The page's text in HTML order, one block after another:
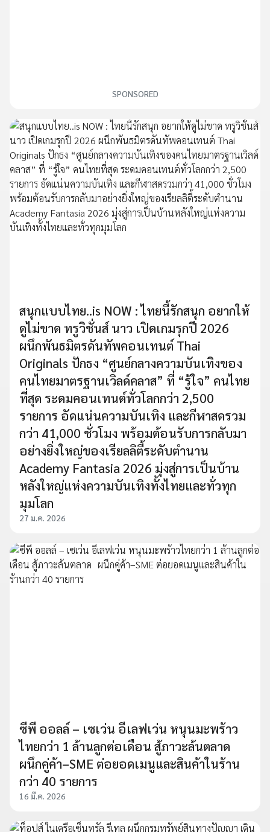
SPONSORED
สนุกแบบไทย..is NOW : ไทยนี้รักสนุก อยากให้
ดูไม่ขาด ทรูวิชั่นส์ นาว เปิดเกมรุกปี 2026
ผนึกพันธมิตรดันทัพคอนเทนต์ Thai
Originals ปักธง “ศูนย์กลางความบันเทิงของ
คนไทยมาตรฐานเวิลด์คลาส” ที่ “รู้ใจ” คนไทย
ที่สุด ระดมคอนเทนต์ทั่วโลกกว่า 2,500
รายการ อัดแน่นความบันเทิง และกีฬาสดรวม
กว่า 41,000 ชั่วโมง พร้อมต้อนรับการกลับมา
อย่างยิ่งใหญ่ของเรียลลิตี้ระดับตำนาน
Academy Fantasia 2026 มุ่งสู่การเป็นบ้าน
หลังใหญ่แห่งความบันเทิงทั้งไทยและทั่วทุก
มุมโลก
27 ม.ค. 2026
ซีพี ออลล์ – เซเว่น อีเลฟเว่น หนุนมะพร้าว
ไทยกว่า 1 ล้านลูกต่อเดือน สู้ภาวะล้นตลาด
ผนึกคู่ค้า–SME ต่อยอดเมนูและสินค้าในร้าน
กว่า 40 รายการ
16 มี.ค. 2026